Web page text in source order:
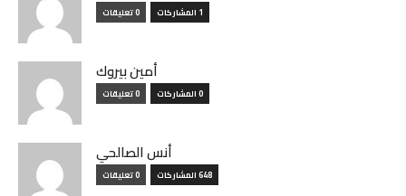
1 المشاركات 0 تعليقات
أمين بيروك
0 المشاركات 0 تعليقات
أنس الصالحي
648 المشاركات 0 تعليقات